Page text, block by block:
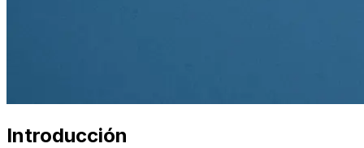
Introducción